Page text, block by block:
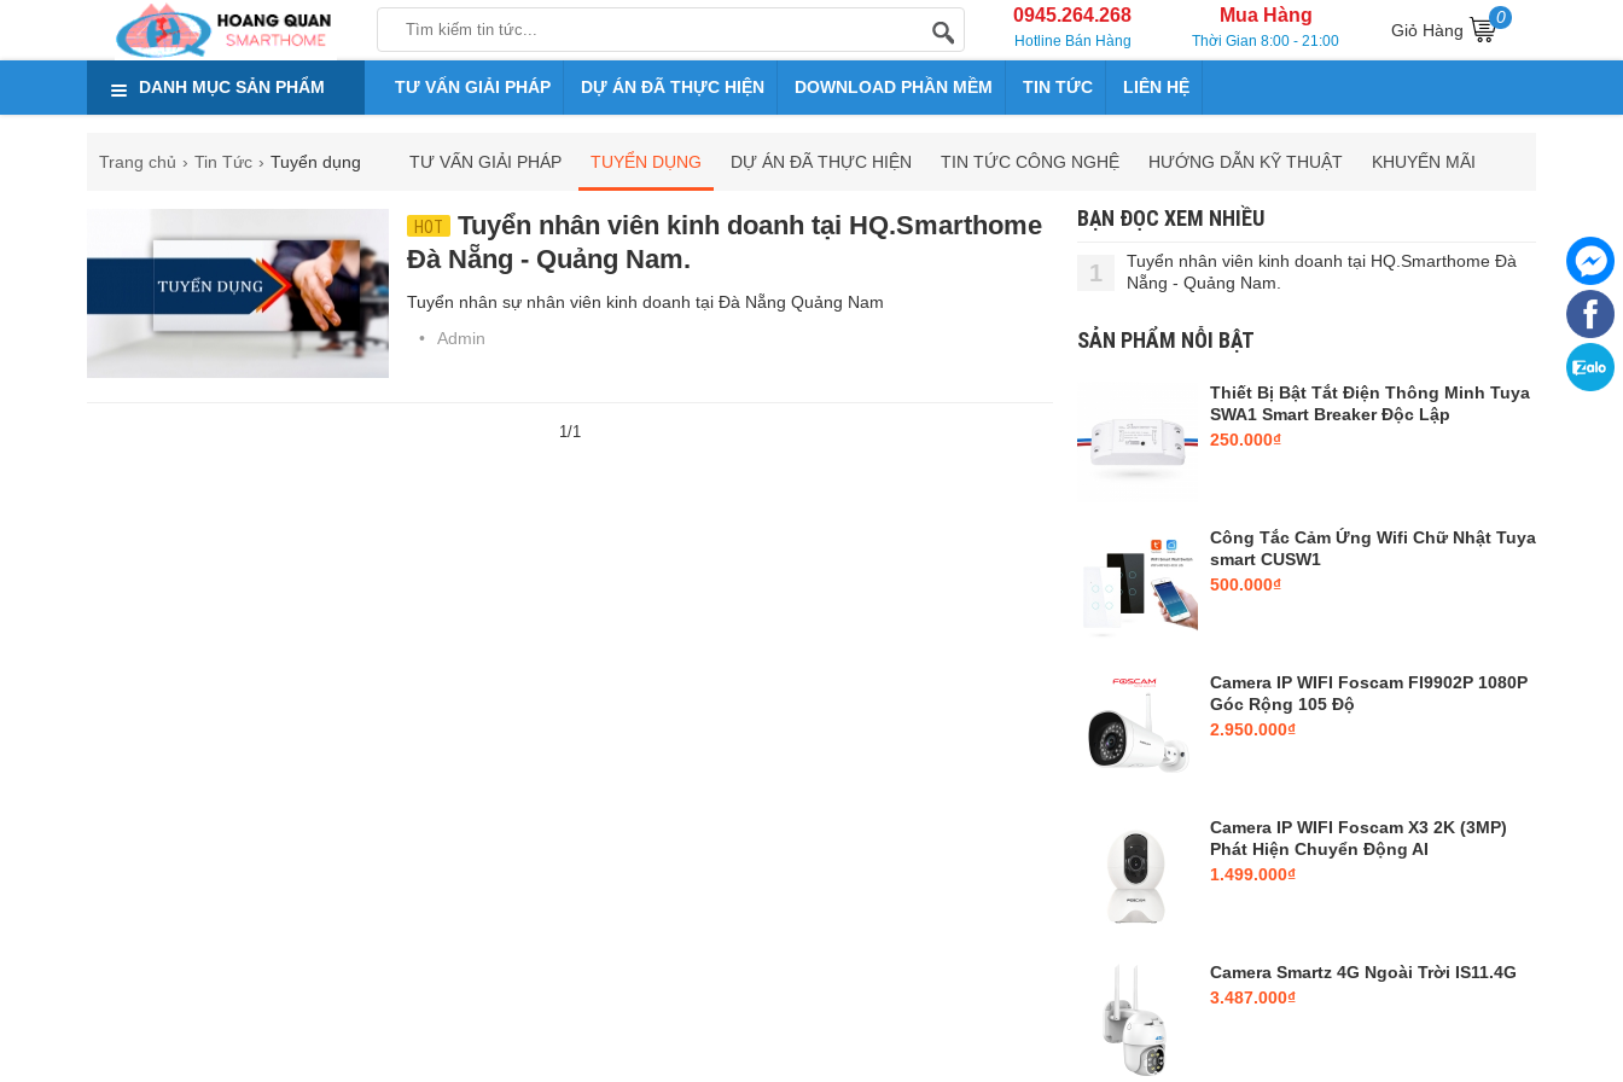
0945.264.268
Hotline Bán Hàng
Mua Hàng
Thời Gian 8:00 - 21:00
Giỏ Hàng
0
DANH MỤC SẢN PHẨM TƯ VẤN GIẢI PHÁP DỰ ÁN ĐÃ THỰC HIỆN DOWNLOAD PHẦN MỀM TIN TỨC LIÊN HỆ
Trang chủ Tin Tức Tuyển dụng TƯ VẤN GIẢI PHÁP TUYỂN DỤNG DỰ ÁN ĐÃ THỰC HIỆN TIN TỨC CÔNG NGHỆ HƯỚNG DẪN KỸ THUẬT KHUYẾN MÃI
HOT
Tuyển nhân viên kinh doanh tại HQ.Smarthome
Đà Nẵng - Quảng Nam.
Tuyển nhân sự nhân viên kinh doanh tại Đà Nẵng Quảng Nam
Admin
1/1
BẠN ĐỌC XEM NHIỀU
1
Tuyển nhân viên kinh doanh tại HQ.Smarthome Đà
Nẵng - Quảng Nam.
SẢN PHẨM NỖI BẬT
Thiết Bị Bật Tắt Điện Thông Minh Tuya
SWA1 Smart Breaker Độc Lập
250.000₫
Công Tắc Cảm Ứng Wifi Chữ Nhật Tuya
smart CUSW1
500.000₫
Camera IP WIFI Foscam FI9902P 1080P
Góc Rộng 105 Độ
2.950.000₫
Camera IP WIFI Foscam X3 2K (3MP)
Phát Hiện Chuyển Động AI
1.499.000₫
Camera Smartz 4G Ngoài Trời IS11.4G
3.487.000₫